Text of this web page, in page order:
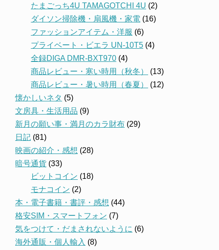
たまごっち4U TAMAGOTCHI 4U (2)
ダイソン掃除機・扇風機・家電 (16)
ファッションアイテム・洋服 (6)
プライベート・ビエラ UN-10T5 (4)
全録DIGA DMR-BXT970 (4)
商品レビュー・寒い時用（秋冬）
(13)
商品レビュー・暑い時用（春夏）
(12)
懐かしいネタ (5)
文房具・生活用品 (9)
新月の願い事・満月のカラ財布 (29)
日記 (81)
映画の紹介・感想 (28)
暗号通貨 (33)
ビットコイン (18)
モナコイン (2)
本・電子書籍・書評・感想 (44)
格安SIM・スマートフォン (7)
気をつけて・だまされないように (6)
海外通販・個人輸入 (8)